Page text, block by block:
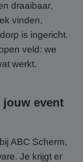
draaibaar,
vinden,
is ingericht.
veld: we
werkt.
event
ABC Scherm,
Je krijgt er